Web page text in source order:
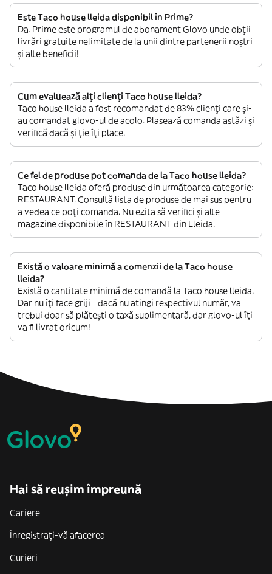
Este Taco house lleida disponibil în Prime?
Da. Prime este programul de abonament Glovo unde obții
livrări gratuite nelimitate de la unii dintre partenerii noștri
și alte beneficii!
Cum evaluează alți clienți Taco house lleida?
Taco house lleida a fost recomandat de 83% clienți care și-
au comandat glovo-ul de acolo. Plasează comanda astăzi și
verifică dacă și ție îți place.
Ce fel de produse pot comanda de la Taco house lleida?
Taco house lleida oferă produse din următoarea categorie:
RESTAURANT. Consultă lista de produse de mai sus pentru
a vedea ce poți comanda. Nu ezita să verifici și alte
magazine disponibile în RESTAURANT din Lleida.
Există o valoare minimă a comenzii de la Taco house
lleida?
Există o cantitate minimă de comandă la Taco house lleida.
Dar nu îți face griji - dacă nu atingi respectivul număr, va
trebui doar să plătești o taxă suplimentară, dar glovo-ul îți
va fi livrat oricum!
Hai să reușim împreună
Cariere
Înregistrați-vă afacerea
Curieri